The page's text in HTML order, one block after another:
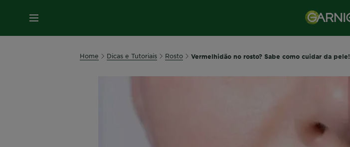
MENU
Home Dicas e Tutoriais Rosto Vermelhidão no rosto? Sabe como cuidar da pele!